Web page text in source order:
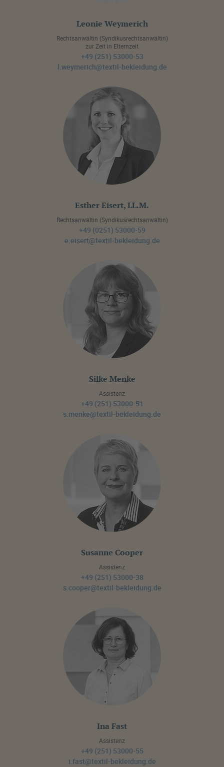
Leonie Weymerich
Rechtsanwältin (Syndikusrechtsanwältin)
zur Zeit in Elternzeit
+49 (251) 53000-53
l.weymerich@textil-bekleidung.de
Esther Eisert, LL.M.
Rechtsanwältin (Syndikusrechtsanwältin)
+49 (0251) 53000-59
e.eisert@textil-bekleidung.de
Silke Menke
Assistenz
+49 (251) 53000-51
s.menke@textil-bekleidung.de
Susanne Cooper
Assistenz
+49 (251) 53000-38
s.cooper@textil-bekleidung.de
Ina Fast
Assistenz
+49 (251) 53000-55
i.fast@textil-bekleidung.de